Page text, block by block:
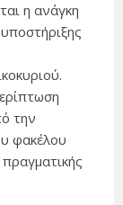
η ανάγκη
την
φακέλου